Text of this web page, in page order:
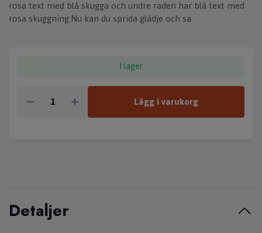
rosa text med blå skugga och undre raden har blå text med
rosa skuggning.Nu kan du sprida glädje och sa
I lager
Lägg i varukorg
Detaljer